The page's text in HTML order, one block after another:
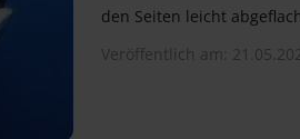
den Seiten leicht
Veröffentlich am: